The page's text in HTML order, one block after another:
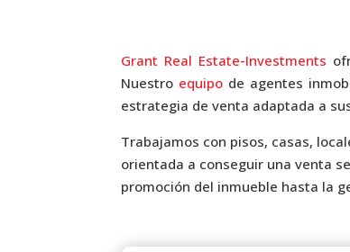
Grant Real Estate-Investments
Nuestro equipo de agentes
estrategia de venta adaptada a
Trabajamos con pisos, casas,
orientada a conseguir una venta
promoción del inmueble hasta la